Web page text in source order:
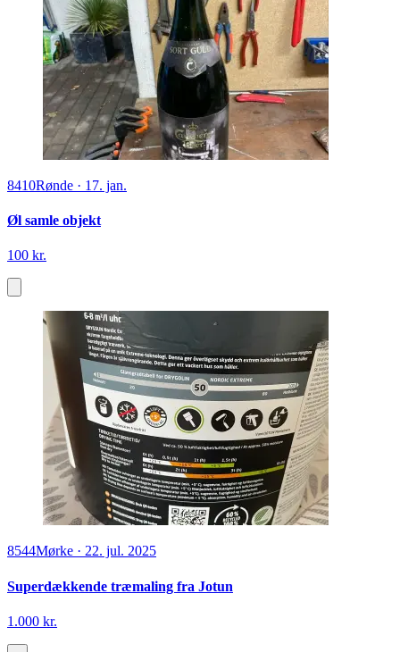
8410Rønde · 17. jan.
Øl samle objekt
100 kr.
8544Mørke · 22. jul. 2025
Superdækkende træmaling fra Jotun
1.000 kr.